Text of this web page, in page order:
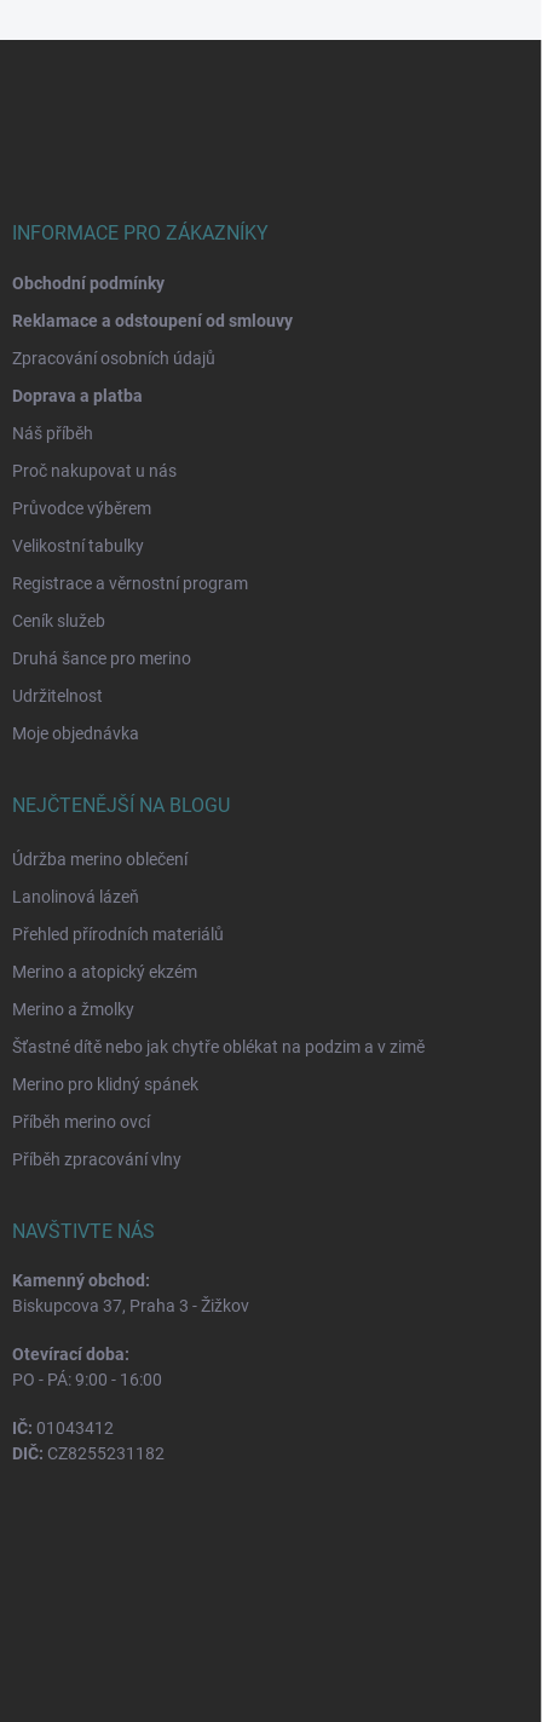
INFORMACE PRO ZÁKAZNÍKY
Obchodní podmínky
Reklamace a odstoupení od smlouvy
Zpracování osobních údajů
Doprava a platba
Náš příběh
Proč nakupovat u nás
Průvodce výběrem
Velikostní tabulky
Registrace a věrnostní program
Ceník služeb
Druhá šance pro merino
Udržitelnost
Moje objednávka
NEJČTENĚJŠÍ NA BLOGU
Údržba merino oblečení
Lanolinová lázeň
Přehled přírodních materiálů
Merino a atopický ekzém
Merino a žmolky
Šťastné dítě nebo jak chytře oblékat na podzim a v zimě
Merino pro klidný spánek
Příběh merino ovcí
Příběh zpracování vlny
NAVŠTIVTE NÁS
Kamenný obchod:
Biskupcova 37, Praha 3 - Žižkov
Otevírací doba:
PO - PÁ: 9:00 - 16:00
IČ: 01043412
DIČ: CZ8255231182